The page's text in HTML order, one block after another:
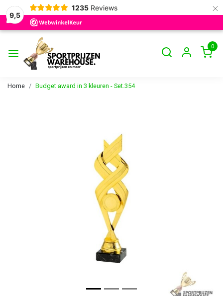
9,5
1235 Reviews ×
0
Home Budget award in 3 kleuren - Set.354